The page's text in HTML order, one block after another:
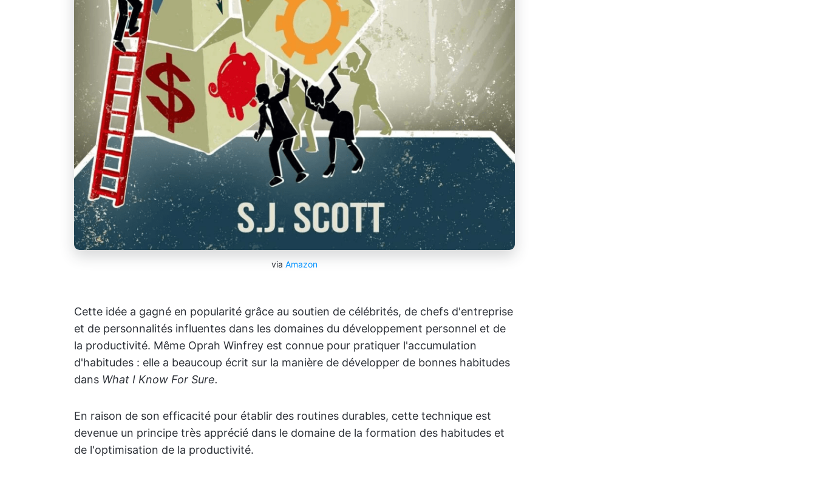
via Amazon
Cette idée a gagné en popularité grâce au soutien de célébrités, de chefs d'entreprise
et de personnalités influentes dans les domaines du développement personnel et de
la productivité. Même Oprah Winfrey est connue pour pratiquer l'accumulation
d'habitudes : elle a beaucoup écrit sur la manière de développer de bonnes habitudes
dans What I Know For Sure.
En raison de son efficacité pour établir des routines durables, cette technique est
devenue un principe très apprécié dans le domaine de la formation des habitudes et
de l'optimisation de la productivité.